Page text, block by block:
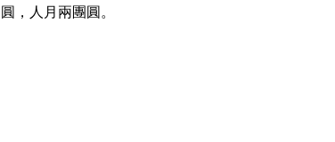
圓，人月兩團圓。